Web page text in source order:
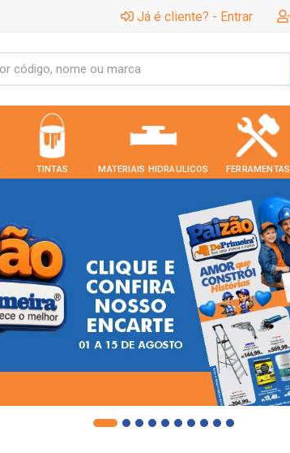
Já é cliente? - Entrar
TINTAS MATERIAIS HIDRAULICOS FERRAMENTAS